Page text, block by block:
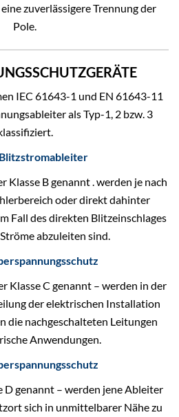
zuverlässigere Trennung der
Pole.
IEC 61643-1 und EN 61643-11
als Typ-1, 2 bzw. 3
Klasse B genannt . werden je nach
oder direkt dahinter
Fall des direkten Blitzeinschlages
abzuleiten sind.
Klasse C genannt – werden in der
der elektrischen Installation
die nachgeschalteten Leitungen
Anwendungen.
D genannt – werden jene Ableiter
sich in unmittelbarer Nähe zu